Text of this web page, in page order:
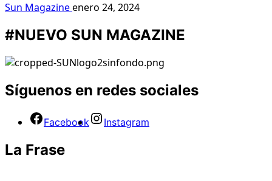
Sun Magazineenero 24, 2024
#NUEVO SUN MAGAZINE
Síguenos en redes sociales
Facebook Instagram
La Frase